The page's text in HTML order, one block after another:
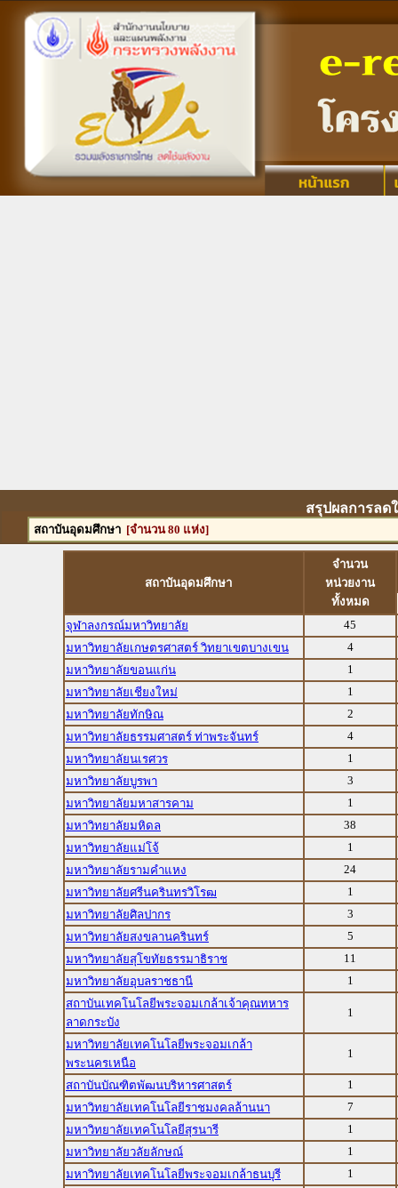
สรุปผลการลด
สถาบันอุดมศึกษา [จำนวน 80 แห่ง]
สถาบันอุดมศึกษา
จำนวน
หน่วยงาน
ทั้งหมด
จุฬาลงกรณ์มหาวิทยาลัย
45
มหาวิทยาลัยเกษตรศาสตร์ วิทยาเขตบางเขน
4
มหาวิทยาลัยขอนแก่น
1
มหาวิทยาลัยเชียงใหม่
1
มหาวิทยาลัยทักษิณ
2
มหาวิทยาลัยธรรมศาสตร์ ท่าพระจันทร์
4
มหาวิทยาลัยนเรศวร
1
มหาวิทยาลัยบูรพา
3
มหาวิทยาลัยมหาสารคาม
1
มหาวิทยาลัยมหิดล
38
มหาวิทยาลัยแม่โจ้
1
มหาวิทยาลัยรามคำแหง
24
มหาวิทยาลัยศรีนครินทรวิโรฒ
1
มหาวิทยาลัยศิลปากร
3
มหาวิทยาลัยสงขลานครินทร์
5
มหาวิทยาลัยสุโขทัยธรรมาธิราช
11
มหาวิทยาลัยอุบลราชธานี
1
สถาบันเทคโนโลยีพระจอมเกล้าเจ้าคุณทหาร
ลาดกระบัง
1
มหาวิทยาลัยเทคโนโลยีพระจอมเกล้า
พระนครเหนือ
1
สถาบันบัณฑิตพัฒนบริหารศาสตร์
1
มหาวิทยาลัยเทคโนโลยีราชมงคลล้านนา
7
มหาวิทยาลัยเทคโนโลยีสุรนารี
1
มหาวิทยาลัยวลัยลักษณ์
1
มหาวิทยาลัยเทคโนโลยีพระจอมเกล้าธนบุรี
1